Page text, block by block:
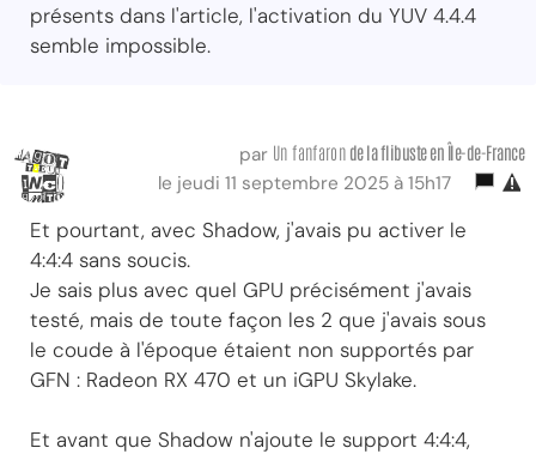
présents dans l'article, l'activation du YUV 4.4.4
semble impossible.
par Un fanfaron de la flibusteen Île-de-France
le jeudi 11 septembre 2025 à 15h17
Et pourtant, avec Shadow, j'avais pu activer le
4:4:4 sans soucis.
Je sais plus avec quel GPU précisément j'avais
testé, mais de toute façon les 2 que j'avais sous
le coude à l'époque étaient non supportés par
GFN : Radeon RX 470 et un iGPU Skylake.
Et avant que Shadow n'ajoute le support 4:4:4,